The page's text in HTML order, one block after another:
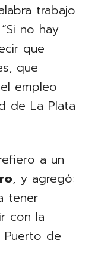
trabajo
no hay
que
que
empleo
de La Plata
a un
, y agregó:
tener
con la
de